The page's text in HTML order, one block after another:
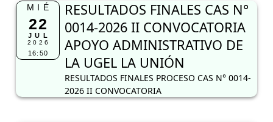
MIÉ
22
JUL
2026
16:50
RESULTADOS FINALES CAS N°
0014-2026 II CONVOCATORIA
APOYO ADMINISTRATIVO DE
LA UGEL LA UNIÓN
RESULTADOS FINALES PROCESO CAS N° 0014-
2026 II CONVOCATORIA